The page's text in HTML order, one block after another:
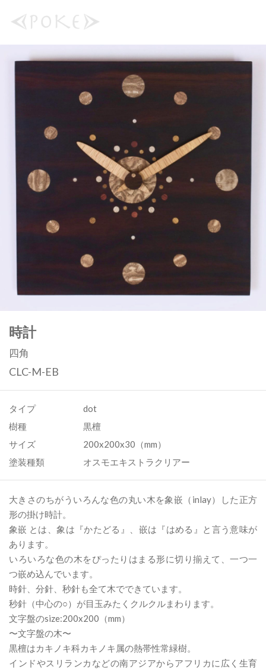
時計
四角
CLC-M-EB
タイプ
dot
樹種
黒檀
サイズ
200x200x30（mm）
塗装種類
オスモエキストラクリアー
大きさのちがういろんな色の丸い木を象嵌（inlay）した正方
形の掛け時計。
象嵌 とは、象は『かたどる』、嵌は『はめる』と言う意味が
あります。
いろいろな色の木をぴったりはまる形に切り揃えて、一つ一
つ嵌め込んでいます。
時針、分針、秒針も全て木でできています。
秒針（中心の○）が目玉みたくクルクルまわります。
文字盤のsize:200x200（mm）
〜文字盤の木〜
黒檀はカキノキ科カキノキ属の熱帯性常緑樹。
インドやスリランカなどの南アジアからアフリカに広く生育